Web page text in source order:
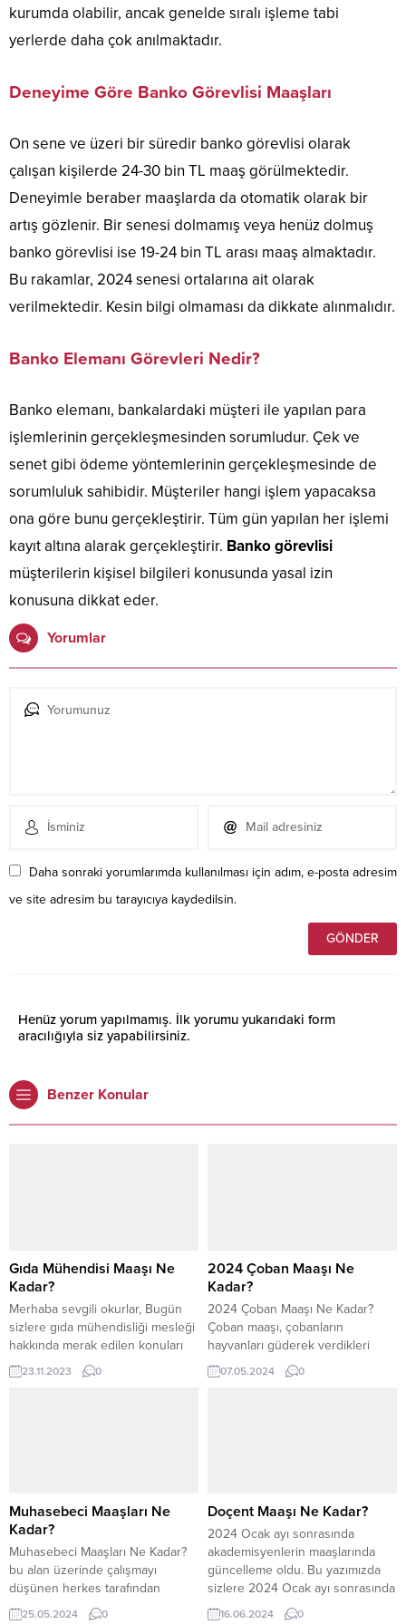
kurumda olabilir, ancak genelde sıralı işleme tabi
yerlerde daha çok anılmaktadır.
Deneyime Göre Banko Görevlisi Maaşları
On sene ve üzeri bir süredir banko görevlisi olarak
çalışan kişilerde 24-30 bin TL maaş görülmektedir.
Deneyimle beraber maaşlarda da otomatik olarak bir
artış gözlenir. Bir senesi dolmamış veya henüz dolmuş
banko görevlisi ise 19-24 bin TL arası maaş almaktadır.
Bu rakamlar, 2024 senesi ortalarına ait olarak
verilmektedir. Kesin bilgi olmaması da dikkate alınmalıdır.
Banko Elemanı Görevleri Nedir?
Banko elemanı, bankalardaki müşteri ile yapılan para
işlemlerinin gerçekleşmesinden sorumludur. Çek ve
senet gibi ödeme yöntemlerinin gerçekleşmesinde de
sorumluluk sahibidir. Müşteriler hangi işlem yapacaksa
ona göre bunu gerçekleştirir. Tüm gün yapılan her işlemi
kayıt altına alarak gerçekleştirir. Banko görevlisi
müşterilerin kişisel bilgileri konusunda yasal izin
konusuna dikkat eder.
Yorumlar
Daha sonraki yorumlarımda kullanılması için adım, e-posta adresim
ve site adresim bu tarayıcıya kaydedilsin.
Henüz yorum yapılmamış. İlk yorumu yukarıdaki form
aracılığıyla siz yapabilirsiniz.
Benzer Konular
Gıda Mühendisi Maaşı Ne
Kadar?
Merhaba sevgili okurlar, Bugün
sizlere gıda mühendisliği mesleği
hakkında merak edilen konuları
ele aldık. Gıda mühendisliği, son
yıllarda popülerliği artan ve birçok
restoran...
23.11.2023 0
2024 Çoban Maaşı Ne
Kadar?
2024 Çoban Maaşı Ne Kadar?
Çoban maaşı, çobanların
hayvanları güderek verdikleri
emek karşılığında aldıkları ücrettir.
Çobanlık, köklü bir meslek
kılmaktadır. Son yıllarda
hayvancılığın farklı alanlarına
duyulan...
07.05.2024 0
Muhasebeci Maaşları Ne
Kadar?
Muhasebeci Maaşları Ne Kadar?
bu alan üzerinde çalışmayı
düşünen herkes tarafından
sorumaktadır. Unvana göre
25.05.2024 0
Doçent Maaşı Ne Kadar?
2024 Ocak ayı sonrasında
akademisyenlerin maaşlarında
güncelleme oldu. Bu yazımızda
sizlere 2024 Ocak ayı sonrasında
akademisyenlerin güncel
16.06.2024 0